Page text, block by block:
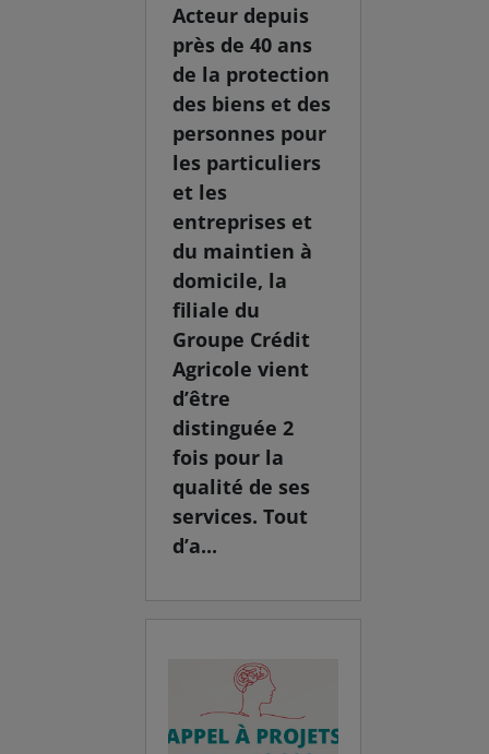
Acteur depuis
près de 40 ans
de la protection
des biens et des
personnes pour
les particuliers
et les
entreprises et
du maintien à
domicile, la
filiale du
Groupe Crédit
Agricole vient
d’être
distinguée 2
fois pour la
qualité de ses
services. Tout
d’a...